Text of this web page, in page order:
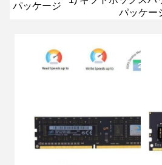
パッケージ
パッケー